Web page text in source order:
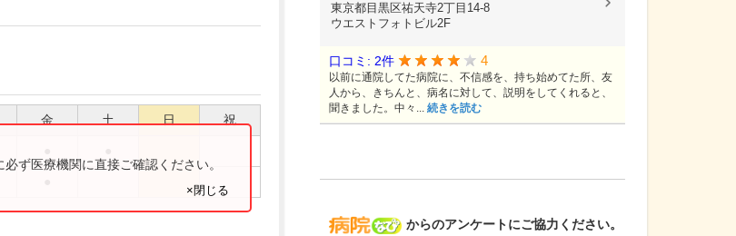
金 土 日 祝
ず医療機関に直接ご確認ください。
×閉じる
病院なび
からのアンケートにご協力ください。
東京都目黒区祐天寺2丁目14-8
ウエストフォトビル2F
口コミ: 2件 4
以前に通院してた病院に、不信感を、持ち始めてた所、友
人から、きちんと、病名に対して、説明をしてくれると、
聞きました。中々... 続きを読む